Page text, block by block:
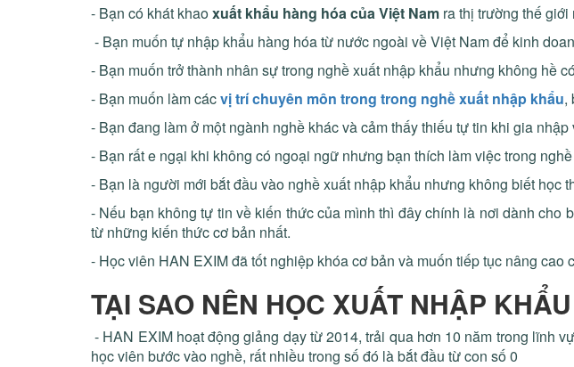
- Bạn có khát khaoxuất khẩu hàng hóa của Việt Nam ra thị trường thế
- Bạn muốn tự nhập khẩu hàng hóa từ nước ngoài về Việt Nam để kinh
- Bạn muốn trở thành nhân sự trong nghề xuất nhập khẩu nhưng không hề
- Bạn muốn làm cácvị trí chuyên môn trong trong nghề xuất nhập khẩu,
- Bạn đang làm ở một ngành nghề khác và cảm thấy thiếu tự tin khi gia
- Bạn rất e ngại khi không có ngoại ngữ nhưng bạn thích làm việc trong
- Bạn là người mới bắt đầu vào nghề xuất nhập khẩu nhưng không biết học
- Nếu bạn không tự tin về kiến thức của mình thì đây chính là nơi dành cho
từ những kiến thức cơ bản nhất.
- Học viên HAN EXIM đã tốt nghiệp khóa cơ bản và muốn tiếp tục nâng cao
TẠI SAO NÊN HỌC XUẤT NHẬP
- HAN EXIM hoạt động giảng dạy từ 2014, trải qua hơn 10 năm trong lĩnh
học viên bước vào nghề, rất nhiều trong số đó là bắt đầu từ con số 0